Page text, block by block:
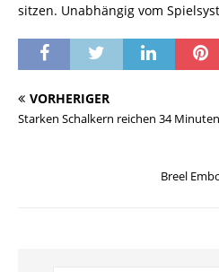
sitzen. Unabhängig vom
VORHERIGER
Starken Schalkern reichen 34
Breel